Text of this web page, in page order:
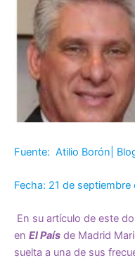
Fuente: Atilio Borón|
Fecha: 21 de
En su artículo de este
en El País de Madrid
suelta a una de sus